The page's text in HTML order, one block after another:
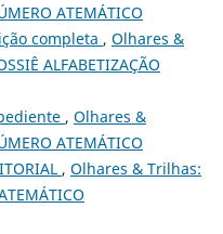
ATEMÁTICO
completa , Olhares &
ALFABETIZAÇÃO
, Olhares &
ATEMÁTICO
, Olhares & Trilhas: